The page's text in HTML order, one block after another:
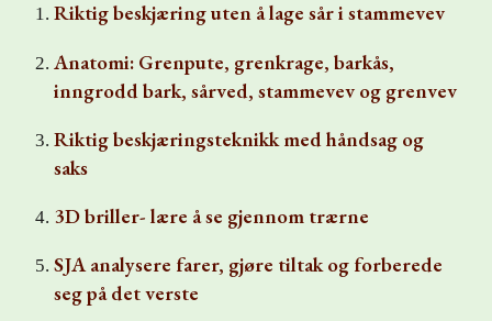
Riktig beskjæring uten å lage sår i stammevev
Anatomi: Grenpute, grenkrage, barkås,
inngrodd bark, sårved, stammevev og grenvev
Riktig beskjæringsteknikk med håndsag og
saks
3D briller- lære å se gjennom trærne
SJA analysere farer, gjøre tiltak og forberede
seg på det verste